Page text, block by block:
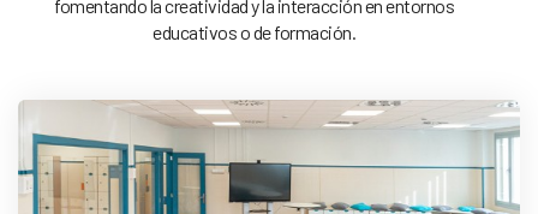
fomentando la creatividad y la interacción en entornos
educativos o de formación.